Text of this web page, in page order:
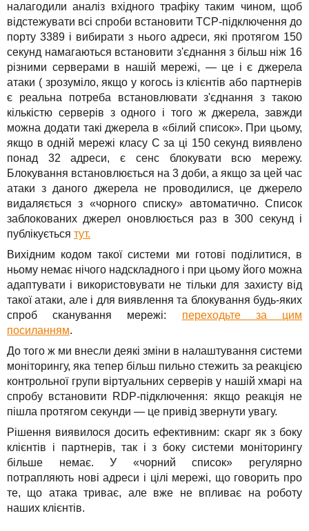
налагодили аналіз вхідного трафіку таким чином, щоб
відстежувати всі спроби встановити TCP-підключення до
порту 3389 і вибирати з нього адреси, які протягом 150
секунд намагаються встановити з'єднання з більш ніж 16
різними серверами в нашій мережі, — це і є джерела
атаки ( зрозуміло, якщо у когось із клієнтів або партнерів
є реальна потреба встановлювати з'єднання з такою
кількістю серверів з одного і того ж джерела, завжди
можна додати такі джерела в «білий список». При цьому,
якщо в одній мережі класу C за ці 150 секунд виявлено
понад 32 адреси, є сенс блокувати всю мережу.
Блокування встановлюється на 3 доби, а якщо за цей час
атаки з даного джерела не проводилися, це джерело
видаляється з «чорного списку» автоматично. Список
заблокованих джерел оновлюється раз в 300 секунд і
публікується тут.
Вихідним кодом такої системи ми готові поділитися, в
ньому немає нічого надскладного і при цьому його можна
адаптувати і використовувати не тільки для захисту від
такої атаки, але і для виявлення та блокування будь-яких
спроб сканування мережі: переходьте за цим
посиланням.
До того ж ми внесли деякі зміни в налаштування системи
моніторингу, яка тепер більш пильно стежить за реакцією
контрольної групи віртуальних серверів у нашій хмарі на
спробу встановити RDP-підключення: якщо реакція не
пішла протягом секунди — це привід звернути увагу.
Рішення виявилося досить ефективним: скарг як з боку
клієнтів і партнерів, так і з боку системи моніторингу
більше немає. У «чорний список» регулярно
потрапляють нові адреси і цілі мережі, що говорить про
те, що атака триває, але вже не впливає на роботу
наших клієнтів.